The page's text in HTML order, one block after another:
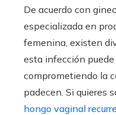
De acuerdo con
especializada en
femenina, existen
esta infección
comprometiendo la
padecen. Si quieres
hongo vaginal